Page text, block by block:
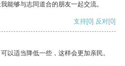
能够与志同道合的朋友一起交流。
支持[0] 反对[0]
以适当降低一些，这样会更加亲民。